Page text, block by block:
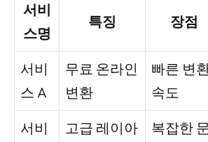
서비
스명
특징 장점
서비
스 A
무료 온라인
변환
빠른 변
속도
서비
고급 레이아
복잡한